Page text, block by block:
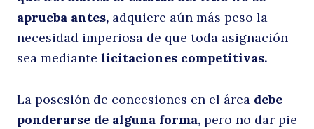
aprueba antes, adquiere aún más peso la
necesidad imperiosa de que toda asignación
sea mediante licitaciones competitivas.
La posesión de concesiones en el área debe
ponderarse de alguna forma, pero no dar pie